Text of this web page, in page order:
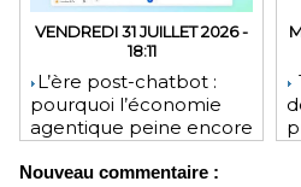
VENDREDI 31 JUILLET 2026 -
18:11
​L’ère post-chatbot :
pourquoi l’économie
agentique peine encore
financières
Nouveau commentaire :